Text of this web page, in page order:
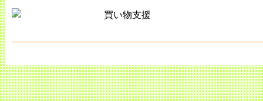
買い物支援